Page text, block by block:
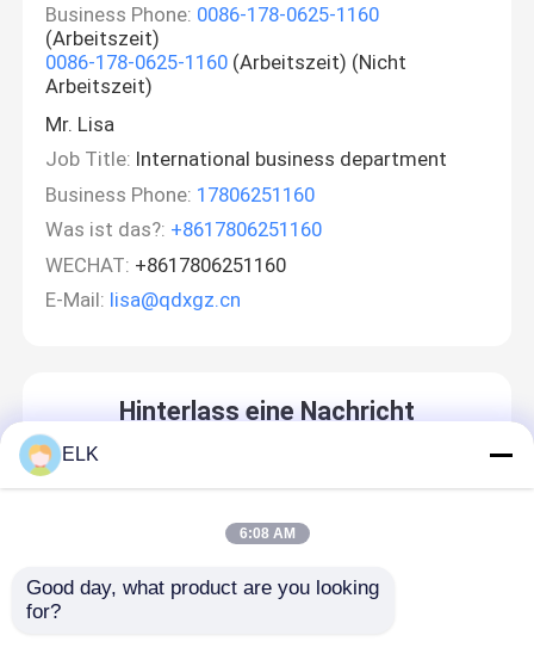
Business Phone: 0086-178-0625-1160
(Arbeitszeit)
0086-178-0625-1160 (Arbeitszeit) (Nicht
Arbeitszeit)
Mr. Lisa
Job Title: International business department
Business Phone: 17806251160
Was ist das?: +8617806251160
WECHAT: +8617806251160
E-Mail: lisa@qdxgz.cn
Hinterlass eine Nachricht
ELK
6:08 AM
Good day, what product are you looking
for?